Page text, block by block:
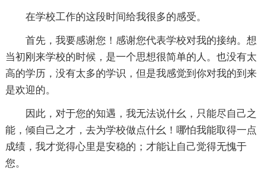
在学校工作的这段时间给我很多的感受。
首先，我要感谢您！感谢您代表学校对我的接纳。想
当初刚来学校的时候，是一个思想很简单的人。也没有太
高的学历，没有太多的学识，但是我感觉到你对我的到来
是欢迎的。
因此，对于您的知遇，我无法说什幺，只能尽自己之
能，倾自己之才，去为学校做点什幺！哪怕我能取得一点
成绩，我才觉得心里是安稳的；才能让自己觉得无愧于
您。